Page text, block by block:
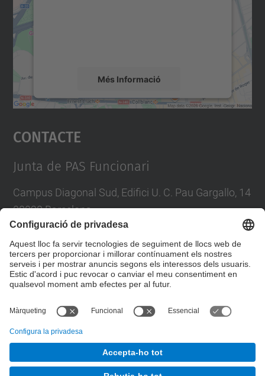
Més Informació
Accepta
powered by
Contacte
Junta de PAS Funcionari
Campus Diagonal Sud, Edifici U. C. Pau Gargallo, 14
08028 Barcelona
E-mail :junta.pasf@upc.edu
Formulari de contacte
Junta PAS Funcionari